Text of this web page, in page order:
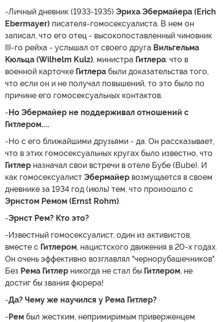
-Личный дневник (1933-1935) Эриха Эбермайера (Erich
Ebermayer) писателя-гомосексуалиста. В нем он
записал, что его отец - высокопоставленный чиновник
III-го рейха - услышал от своего друга Вильгельма
Кюльца (Wilhelm Kulz), министра Гитлера: что в
военной карточке Гитлера были доказательства того,
что если он и не получал повышений, то это было по
причине его гомосексуальных контактов.
-Но Эбермайер не поддерживал отношений с
Гитлером....
-Но с его ближайшими друзьями - да. Он рассказывает,
что в этих гомосексуальных кругах было известно, что
Гитлер назначал свои встречи в отеле Бубе (Bube). И
как гомосексуалист Эбермайер возмущается в своем
дневнике за 1934 год (июль) тем, что произошло с
Эрнстом Ремом (Ernst Rohm).
-Эрнст Рем? Кто это?
-Известный гомосексуалист, один из активистов,
вместе с Гитлером, нацистского движения в 20-х годах.
Он очень эффективно возглавлял "чернорубашечников".
Без Рема Гитлер никогда не стал бы Гитлером, не
достиг бы звания фюрера!
-Да? Чему же научился у Рема Гитлер?
-Рем был жестким, непримиримым приверженцем